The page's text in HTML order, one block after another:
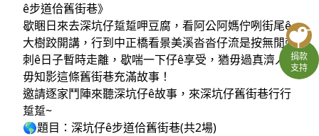
YouTube
捐款
支持
ê步道佮舊街巷》
歇睏日來去深坑仔踅踅呷豆腐，看阿公阿媽佇咧街尾ê
大樹跤開講，行到中正橋看景美溪沓沓仔流是按無閒刺
刺ê日子暫時走離，歇喘一下仔ê享受，猶毋過真濟人
毋知影這條舊街巷充滿故事！
邀請逐家鬥陣來聽深坑仔ê故事，來深坑仔舊街巷行行
踅踅~
🌎題目：深坑仔ê步道佮舊街巷(共2場)